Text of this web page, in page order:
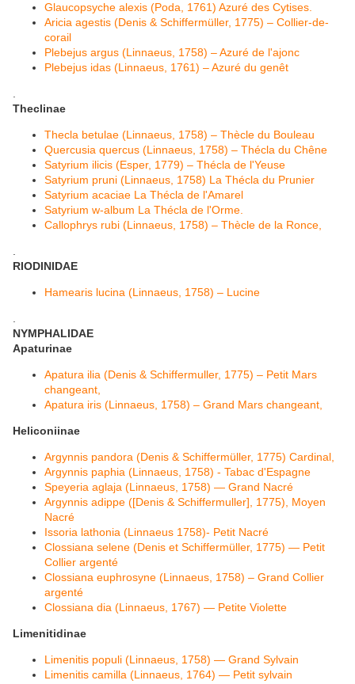
Glaucopsyche alexis (Poda, 1761) Azuré des Cytises.
Aricia agestis (Denis & Schiffermüller, 1775) – Collier-de-
corail
Plebejus argus (Linnaeus, 1758) – Azuré de l'ajonc
Plebejus idas (Linnaeus, 1761) – Azuré du genêt
Theclinae
Thecla betulae (Linnaeus, 1758) – Thècle du Bouleau
Quercusia quercus (Linnaeus, 1758) – Thécla du Chêne
Satyrium ilicis (Esper, 1779) – Thécla de l'Yeuse
Satyrium pruni (Linnaeus, 1758) La Thécla du Prunier
Satyrium acaciae La Thécla de l'Amarel
Satyrium w-album La Thécla de l'Orme.
Callophrys rubi (Linnaeus, 1758) – Thècle de la Ronce,
RIODINIDAE
Hamearis lucina (Linnaeus, 1758) – Lucine
NYMPHALIDAE
Apaturinae
Apatura ilia (Denis & Schiffermuller, 1775) – Petit Mars
changeant,
Apatura iris (Linnaeus, 1758) – Grand Mars changeant,
Heliconiinae
Argynnis pandora (Denis & Schiffermüller, 1775) Cardinal,
Argynnis paphia (Linnaeus, 1758) - Tabac d'Espagne
Speyeria aglaja (Linnaeus, 1758) — Grand Nacré
Argynnis adippe ([Denis & Schiffermuller], 1775), Moyen
Nacré
Issoria lathonia (Linnaeus 1758)- Petit Nacré
Clossiana selene (Denis et Schiffermüller, 1775) — Petit
Collier argenté
Clossiana euphrosyne (Linnaeus, 1758) – Grand Collier
argenté
Clossiana dia (Linnaeus, 1767) — Petite Violette
Limenitidinae
Limenitis populi (Linnaeus, 1758) — Grand Sylvain
Limenitis camilla (Linnaeus, 1764) — Petit sylvain